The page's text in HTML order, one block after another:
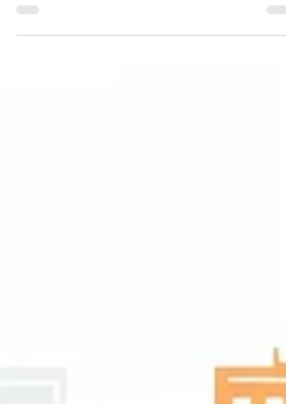
Sauvons vos appareils avec Dos d'Âne !